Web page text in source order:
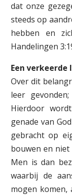
dat onze
steeds op
hebben en
Handelingen
Een verkeerde
Over dit
leer
Hierdoor
genade van
gebracht op
bouwen en
Men is dan
waarbij de
mogen komen,